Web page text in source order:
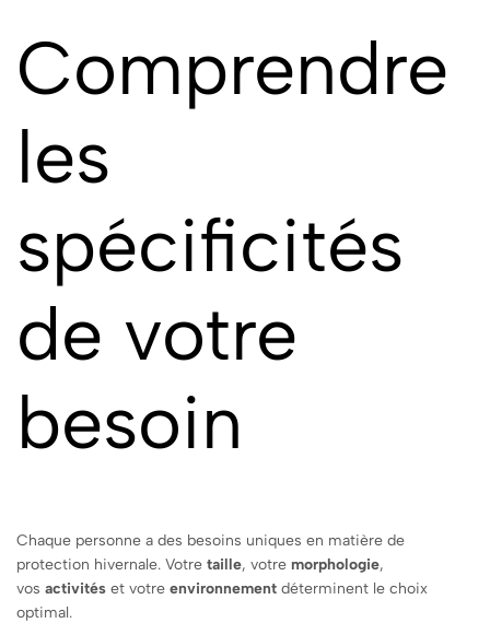
Comprendre
les
spécificités
de votre
besoin
Chaque personne a des besoins uniques en matière de
protection hivernale. Votre taille, votre morphologie,
vos activités et votre environnement déterminent le choix
optimal.